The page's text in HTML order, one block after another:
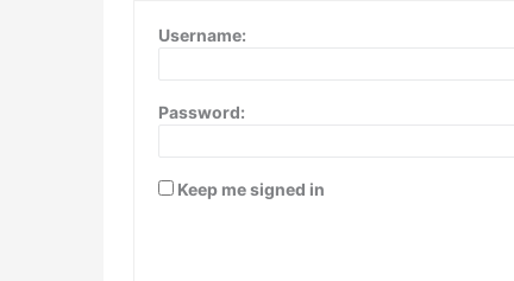
Username:
Password:
Keep me signed in